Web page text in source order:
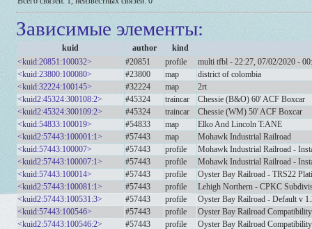
Зависимые элементы:
kuid author
kind
<kuid:20851:100032>
#20851 profile
multi tfbl - 22:27, 07/02/2020 -
<kuid:23800:100080>
#23800 map
district of colombia
<kuid:32224:100145>
#32224 map
2rt
<kuid2:45324:300108:2>
#45324 traincar
Chessie (B&O) 60' ACF Boxcar
<kuid2:45324:300109:2>
#45324 traincar
Chessie (WM) 50' ACF Boxcar
<kuid:54833:100019>
#54833 map
Elko And Lincoln T:ANE
<kuid2:57443:100001:1>
#57443 map
Mohawk Industrial Railroad
<kuid:57443:100007>
#57443 profile
Mohawk Industrial Railroad -
<kuid2:57443:100007:1>
#57443 profile
Mohawk Industrial Railroad -
<kuid:57443:100014>
#57443 profile
Oyster Bay Railroad - TRS22
<kuid2:57443:100081:1>
#57443 profile
Lehigh Northern - CPKC
<kuid2:57443:100531:3>
#57443 profile
Oyster Bay Railroad - Default v
<kuid:57443:100546>
#57443 profile
Oyster Bay Railroad
<kuid2:57443:100546:2>
#57443 profile
Oyster Bay Railroad